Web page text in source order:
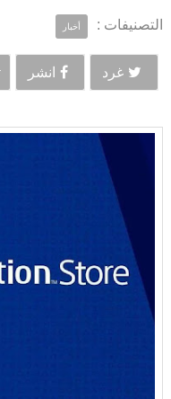
التصنيفات : أخبار
غرد انشر